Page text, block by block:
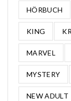
HÖRBUCH
KING
MARVEL
MYSTERY
NEW ADULT